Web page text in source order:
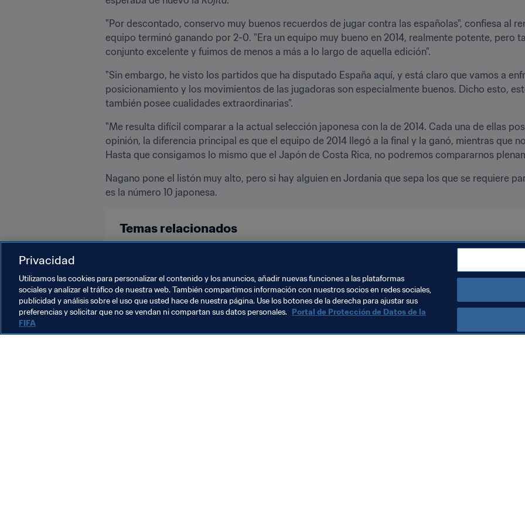
"Por descontado, conservo muy buenos recuerdos de jugar contra las españolas", confiesa al
equipo terminó ganando por 2-0. "Era un equipo muy bueno en 2014, realmente potente, pero
conjunto excelente y fuimos de menos a más a lo largo de aquella edición".
"Sin embargo, he visto los partidos que ha disputado España aquí, y está claro que vamos a
posicionamiento y los movimientos de las jugadoras son especialmente buenos. Dicho esto,
también posee cualidades extraordinarias”.
"Me resulta difícil comparar a la actual selección japonesa con la de 2014. Cada una de ellas
opinión, la diferencia principal es que el equipo de 2014 llegó a la final y la ganó, mientras que
Hasta que consigamos lo mismo que el Japón de Costa Rica, no podremos compararnos
Nagano pone el listón muy alto, pero si hay alguien en Jordania que sepa los que se requiere
es la número 10 japonesa.
Temas relacionados
Privacidad
Utilizamos las cookies para personalizar el contenido y los anuncios, añadir nuevas funciones a las plataformas
sociales y analizar el tráfico de nuestra web. También compartimos información con nuestros socios en redes sociales,
publicidad y análisis sobre el uso que usted hace de nuestra página. Use los botones de la derecha para ajustar sus
preferencias y solicitar que no se vendan ni compartan sus datos personales. Portal de Protección de Datos de la
FIFA